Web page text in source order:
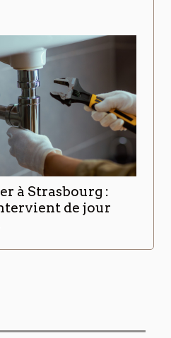
à Strasbourg :
de jour